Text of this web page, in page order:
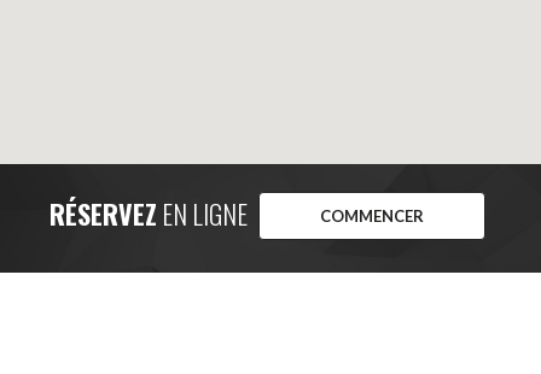
RÉSERVEZ EN LIGNE COMMENCER